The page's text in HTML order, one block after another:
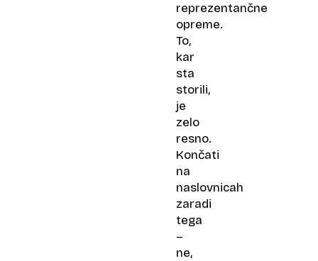
reprezentančne
opreme.
To,
kar
sta
storili,
je
zelo
resno.
Končati
na
naslovnicah
zaradi
tega
–
ne,